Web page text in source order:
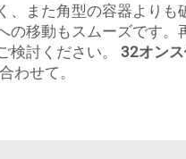
、また角型の容器より
の移動もスムーズです
検討ください。 32オン
わせて。